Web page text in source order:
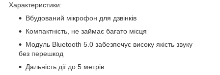
Характеристики:
Вбудований мікрофон для дзвінків
Компактність, не займає багато місця
Модуль Bluetooth 5.0 забезпечує високу якість звуку
без перешкод
Дальність дії до 5 метрів